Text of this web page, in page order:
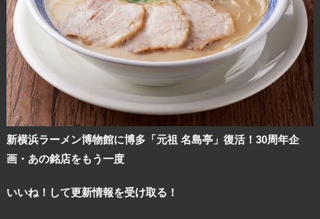
新横浜ラーメン博物館に博多「元祖 名島亭」復活！30周年企
画・あの銘店をもう一度
いいね！して更新情報を受け取る！